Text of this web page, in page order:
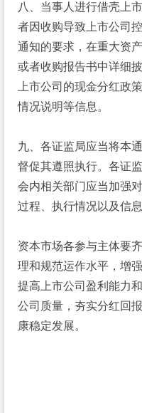
八、当事人进行借壳上
者因收购导致上市公司
通知的要求，在重大资
或者收购报告书中详细
上市公司的现金分红政
情况说明等信息。
九、各证监局应当将本
督促其遵照执行。各证
会内相关部门应当加强
过程、执行情况以及信
资本市场各参与主体要
理和规范运作水平，增
提高上市公司盈利能力
公司质量，夯实分红回
康稳定发展。
中国证